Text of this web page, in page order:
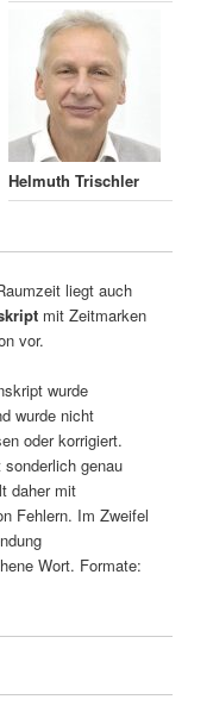
Helmuth Trischler
liegt auch
mit Zeitmarken
vor.
wurde
wurde nicht
oder korrigiert.
genau
daher mit
Fehlern. Im Zweifel
Wort. Formate: